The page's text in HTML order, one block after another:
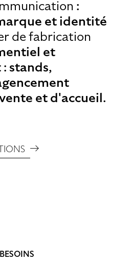
:
et identité
de fabrication
et
stands,
et d'accueil.